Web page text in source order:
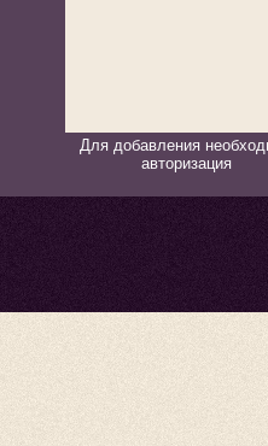
Для добавления
авторизация